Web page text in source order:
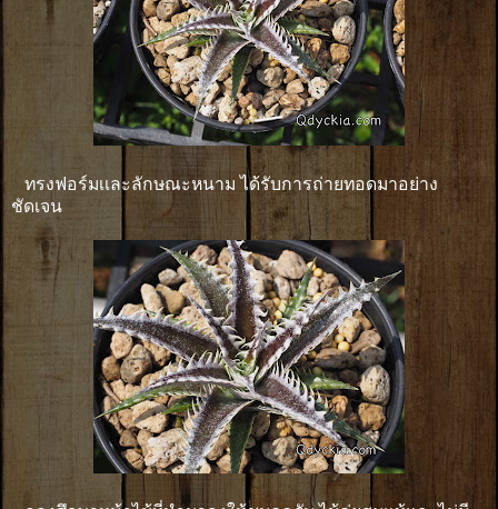
ทรงฟอร์มเเละลักษณะหนาม ได้รับการถ่ายทอดมาอย่าง
ชัดเจน